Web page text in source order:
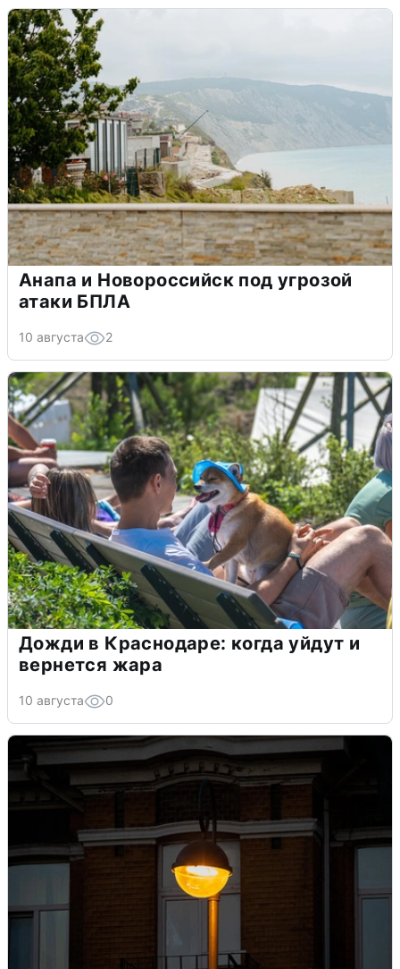
Анапа и Новороссийск под угрозой
атаки БПЛА
10 августа 2
Дожди в Краснодаре: когда уйдут и
вернется жара
10 августа 0